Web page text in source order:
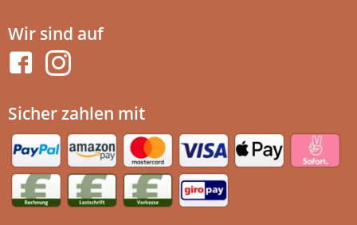
Wir sind auf
Sicher zahlen mit